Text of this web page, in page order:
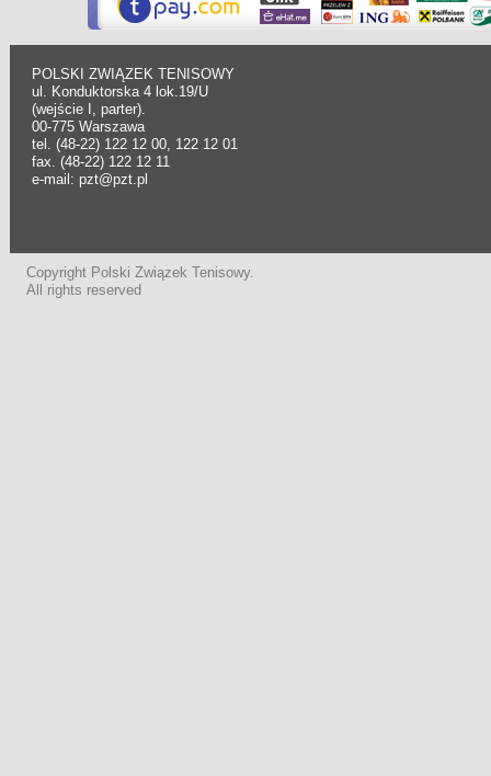
POLSKI ZWIĄZEK TENISOWY
ul. Konduktorska 4 lok.19/U
(wejście I, parter).
00-775 Warszawa
tel. (48-22) 122 12 00, 122 12 01
fax. (48-22) 122 12 11
e-mail: pzt@pzt.pl
Copyright Polski Związek Tenisowy.
All rights reserved